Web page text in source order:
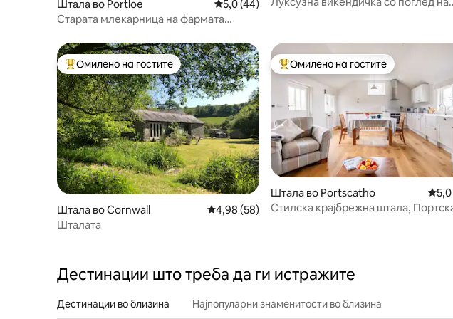
Штала во Portloe Просечна оцена: 5,0 од 5, 44 рецензии
5,0 (44)
Старата млекарница на фармата
Меѓу најуспешните „Омилени на гостите“
Омилено на гостите
Штала во Cornwall Просечна оцена: 4,98 од 5, 58 рецензии
4,98 (58)
Шталата
Меѓу најуспешните „Омилени на
Омилено на гостите
Штала во Portscatho
Стилска крајбрежна штала,
Дестинации што треба да ги истражите
Дестинации во близина Најпопуларни знаменитости во близина